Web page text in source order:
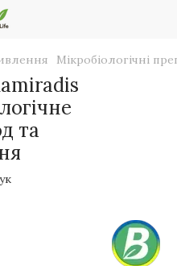
Мікробіологічні
та